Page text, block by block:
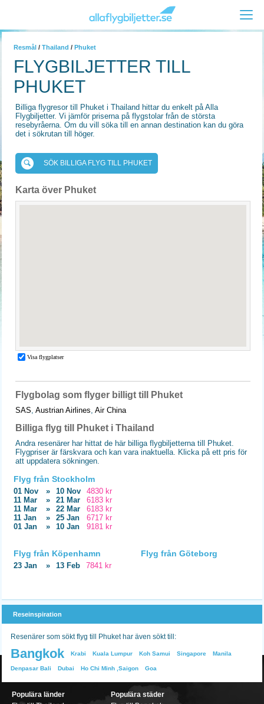
Resmål / Thailand / Phuket
FLYGBILJETTER TILL
PHUKET
Billiga flygresor till Phuket i Thailand hittar du enkelt på Alla
Flygbiljetter. Vi jämför priserna på flygstolar från de största
resebyråerna. Om du vill söka till en annan destination kan du göra
det i sökrutan till höger.
SÖK BILLIGA FLYG TILL PHUKET
Karta över Phuket
Flygbolag som flyger billigt till Phuket
SAS, Austrian Airlines, Air China
Billiga flyg till Phuket i Thailand
Andra resenärer har hittat de här billiga flygbiljetterna till Phuket.
Flygpriser är färskvara och kan vara inaktuella. Klicka på ett pris för
att uppdatera sökningen.
Flyg från Stockholm
01 Nov » 10 Nov
4830 kr
11 Mar
» 21 Mar
6183 kr
11 Mar
» 22 Mar
6183 kr
11 Jan
» 25 Jan
6717 kr
01 Jan
» 10 Jan 9181 kr
Flyg från Köpenhamn
23 Jan » 13 Feb 7841 kr
Flyg från Göteborg
Reseinspiration
Resenärer som sökt flyg till Phuket har även sökt till:
Bangkok Krabi Kuala Lumpur Koh Samui Singapore Manila
Denpasar Bali Dubai Ho Chi Minh ,Saigon Goa
Populära länder
Populära städer